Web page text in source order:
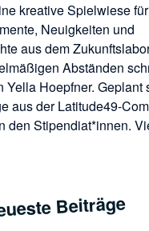
kreative Spielwiese für
Neuigkeiten und
aus dem
Abständen
Yella Hoepfner. Geplant
aus der Latitude49-
den Stipendiat*innen.
Beiträge